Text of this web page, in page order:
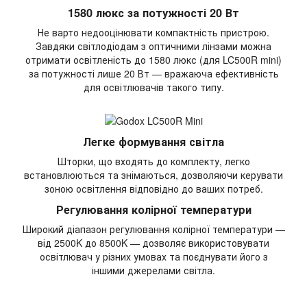
1580 люкс за потужності 20 Вт
Не варто недооцінювати компактність пристрою.
Завдяки світлодіодам з оптичними лінзами можна
отримати освітленість до 1580 люкс (для LC500R mini)
за потужності лише 20 Вт — вражаюча ефективність
для освітлювачів такого типу.
Легке формування світла
Шторки, що входять до комплекту, легко
встановлюються та знімаються, дозволяючи керувати
зоною освітлення відповідно до ваших потреб.
Регулювання колірної температури
Широкий діапазон регулювання колірної температури —
від 2500K до 8500K — дозволяє використовувати
освітлювач у різних умовах та поєднувати його з
іншими джерелами світла.